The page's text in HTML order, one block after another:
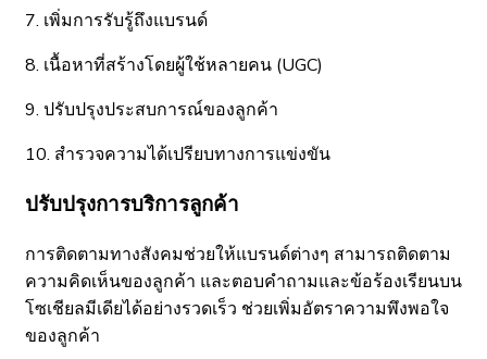
7. เพิ่มการรับรู้ถึงแบรนด์
8. เนื้อหาที่สร้างโดยผู้ใช้หลายคน (UGC)
9. ปรับปรุงประสบการณ์ของลูกค้า
10. สำรวจความได้เปรียบทางการแข่งขัน
ปรับปรุงการบริการลูกค้า
การติดตามทางสังคมช่วยให้แบรนด์ต่างๆ สามารถติดตาม
ความคิดเห็นของลูกค้า และตอบคำถามและข้อร้องเรียนบน
โซเชียลมีเดียได้อย่างรวดเร็ว ช่วยเพิ่มอัตราความพึงพอใจ
ของลูกค้า